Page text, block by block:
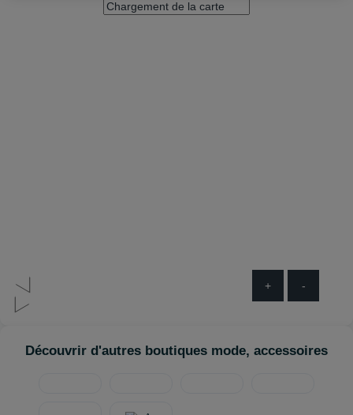
+ -
Découvrir d'autres boutiques mode, accessoires